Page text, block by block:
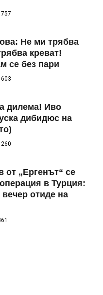
Не ми трябва
креват!
се без пари
дилема! Иво
дибидюс на
от „Ергенът“ се
в Турция:
отиде на